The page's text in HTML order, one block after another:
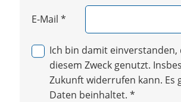
E-Mail *
Ich bin damit
diesem Zweck genutzt.
Zukunft widerrufen kann. Es
Daten beinhaltet. *